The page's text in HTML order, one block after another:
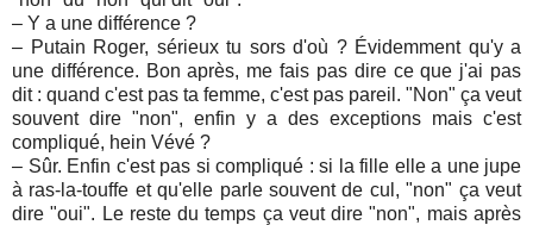
– Y a une différence ?
– Putain Roger, sérieux tu sors d'où ? Évidemment qu'y a
une différence. Bon après, me fais pas dire ce que j'ai pas
dit : quand c'est pas ta femme, c'est pas pareil. "Non" ça veut
souvent dire "non", enfin y a des exceptions mais c'est
compliqué, hein Vévé ?
– Sûr. Enfin c'est pas si compliqué : si la fille elle a une jupe
à ras-la-touffe et qu'elle parle souvent de cul, "non" ça veut
dire "oui". Le reste du temps ça veut dire "non", mais après